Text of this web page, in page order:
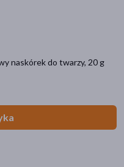
naskórek do twarzy, 20 g